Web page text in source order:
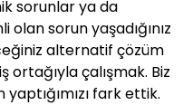
sorunlar ya da
sorun yaşadığınız
alternatif çözüm
çalışmak. Biz
fark ettik.